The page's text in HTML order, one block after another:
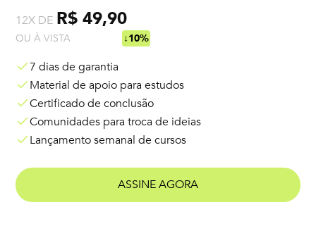
12X DE R$ 49,90
OU À VISTA ↓10%
7 dias de garantia
Material de apoio para estudos
Certificado de conclusão
Comunidades para troca de ideias
Lançamento semanal de cursos
ASSINE AGORA